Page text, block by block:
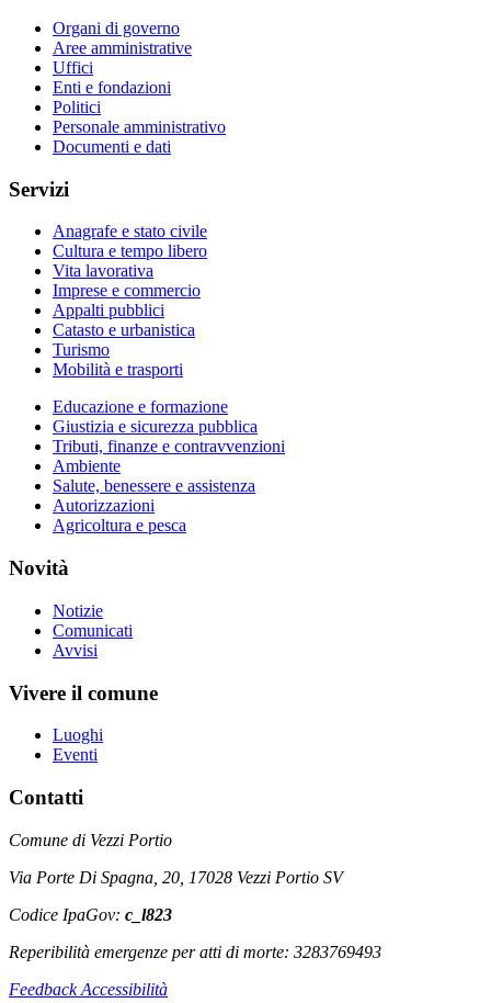
Organi di governo
Aree amministrative
Uffici
Enti e fondazioni
Politici
Personale amministrativo
Documenti e dati
Servizi
Anagrafe e stato civile
Cultura e tempo libero
Vita lavorativa
Imprese e commercio
Appalti pubblici
Catasto e urbanistica
Turismo
Mobilità e trasporti
Educazione e formazione
Giustizia e sicurezza pubblica
Tributi, finanze e contravvenzioni
Ambiente
Salute, benessere e assistenza
Autorizzazioni
Agricoltura e pesca
Novità
Notizie
Comunicati
Avvisi
Vivere il comune
Luoghi
Eventi
Contatti
Comune di Vezzi Portio
Via Porte Di Spagna, 20, 17028 Vezzi Portio SV
Codice IpaGov: c_l823
Reperibilità emergenze per atti di morte: 3283769493
Feedback Accessibilità